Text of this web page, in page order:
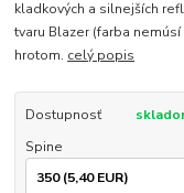
kladkových a silnejších
tvaru Blazer (farba
hrotom. celý popis
Dostupnosť
Spine